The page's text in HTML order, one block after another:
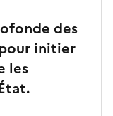
des
initier
les